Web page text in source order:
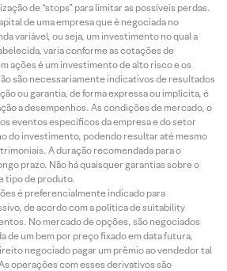
de “stops” para limitar as possíveis perdas.
de uma empresa que é negociada no
variável, ou seja, um investimento no qual a
varia conforme as cotações de
ações é um investimento de alto risco e os
são necessariamente indicativos de resultados
ou garantia, de forma expressa ou implícita, é
a desempenhos. As condições de mercado, o
eventos específicos da empresa e do setor
do investimento, podendo resultar até mesmo
A duração recomendada para o
prazo. Não há quaisquer garantias sobre o
tipo de produto.
é preferencialmente indicado para
de acordo com a política de suitability
No mercado de opções, são negociados
de um bem por preço fixado em data futura,
negociado pagar um prêmio ao vendedor tal
operações com esses derivativos são